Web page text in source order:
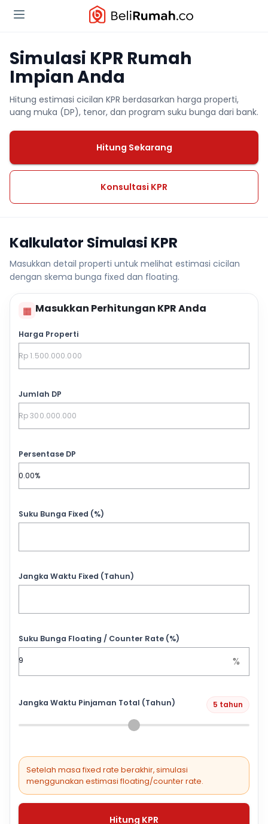
Simulasi KPR Rumah
Impian Anda
Hitung estimasi cicilan KPR berdasarkan harga properti,
uang muka (DP), tenor, dan program suku bunga dari bank.
Hitung Sekarang
Konsultasi KPR
Kalkulator Simulasi KPR
Masukkan detail properti untuk melihat estimasi cicilan
dengan skema bunga fixed dan floating.
▦ Masukkan Perhitungan KPR Anda
Harga Properti
Jumlah DP
Persentase DP
Suku Bunga Fixed (%)
Jangka Waktu Fixed (Tahun)
Suku Bunga Floating / Counter Rate (%)
%
Jangka Waktu Pinjaman Total (Tahun) 5 tahun
Setelah masa fixed rate berakhir, simulasi
menggunakan estimasi floating/counter rate.
Hitung KPR